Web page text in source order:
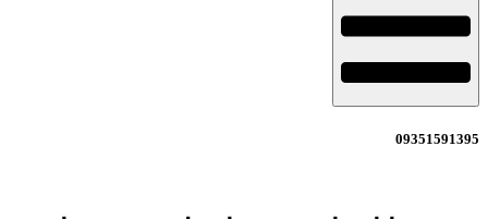
09351591395